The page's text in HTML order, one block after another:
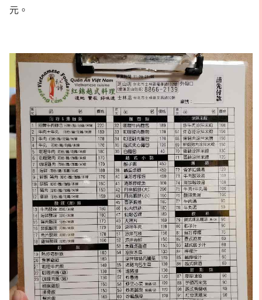
元。